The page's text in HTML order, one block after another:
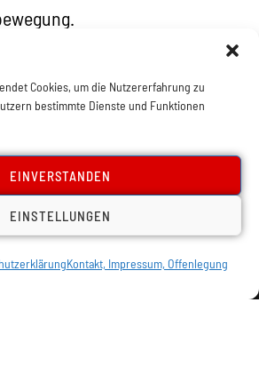
Cookies, um die Nutzererfahrung zu
bestimmte Dienste und Funktionen
EINVERSTANDEN
EINSTELLUNGEN
Kontakt, Impressum, Offenlegung
22 23 24 25